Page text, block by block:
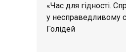
«Час для гідності.
у несправедливому
Голідей